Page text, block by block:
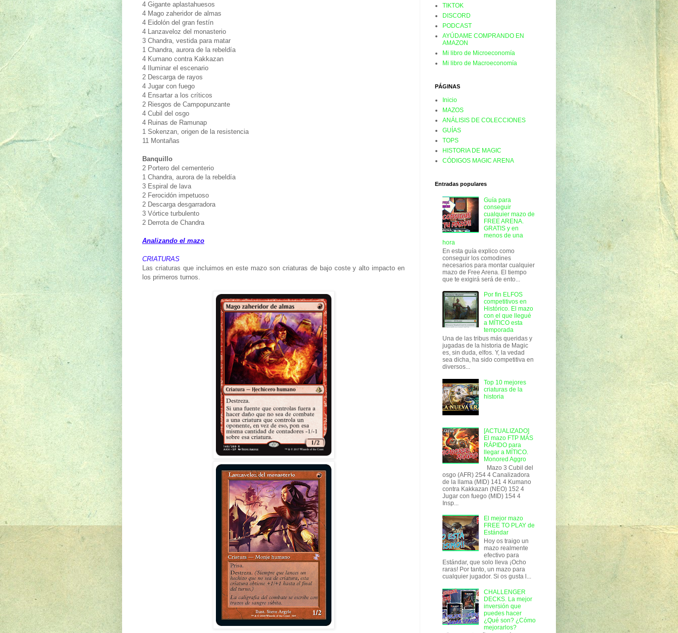
4 Gigante aplastahuesos
4 Mago zaheridor de almas
4 Eidolón del gran festín
4 Lanzaveloz del monasterio
3 Chandra, vestida para matar
1 Chandra, aurora de la rebeldía
4 Kumano contra Kakkazan
4 Iluminar el escenario
2 Descarga de rayos
4 Jugar con fuego
4 Ensartar a los críticos
2 Riesgos de Campopunzante
4 Cubil del osgo
4 Ruinas de Ramunap
1 Sokenzan, origen de la resistencia
11 Montañas
Banquillo
2 Portero del cementerio
1 Chandra, aurora de la rebeldía
3 Espiral de lava
2 Ferocidón impetuoso
2 Descarga desgarradora
3 Vórtice turbulento
2 Derrota de Chandra
Analizando el mazo
CRIATURAS
Las criaturas que incluimos en este mazo son criaturas de bajo coste y alto impacto en
los primeros turnos.
TIKTOK
DISCORD
PODCAST
AYÚDAME COMPRANDO EN
AMAZON
Mi libro de Microeconomía
Mi libro de Macroeconomía
PÁGINAS
Inicio
MAZOS
ANÁLISIS DE COLECCIONES
GUÍAS
TOPS
HISTORIA DE MAGIC
CÓDIGOS MAGIC ARENA
Entradas populares
Guía para
conseguir
cualquier mazo de
FREE ARENA.
GRATIS y en
menos de una
hora
En esta guía explico como
conseguir los comodines
necesarios para montar cualquier
mazo de Free Arena. El tiempo
que te exigirá será de ento...
Por fin ELFOS
competitivos en
Histórico. El mazo
con el que llegué
a MÍTICO esta
temporada
Una de las tribus más queridas y
jugadas de la historia de Magic
es, sin duda, elfos. Y, la vedad
sea dicha, ha sido competitiva en
diversos...
Top 10 mejores
criaturas de la
historia
[ACTUALIZADO]
El mazo FTP MÁS
RÁPIDO para
llegar a MÍTICO.
Monored Aggro
Mazo 3 Cubil del
osgo (AFR) 254 4 Canalizadora
de la llama (MID) 141 4 Kumano
contra Kakkazan (NEO) 152 4
Jugar con fuego (MID) 154 4
Insp...
El mejor mazo
FREE TO PLAY de
Estándar
Hoy os traigo un
mazo realmente
efectivo para
Estándar, que solo lleva ¡Ocho
raras! Por tanto, un mazo para
cualquier jugador. Si os gusta l...
CHALLENGER
DECKS. La mejor
inversión que
puedes hacer
¿Qué son? ¿Cómo
mejorarlos?